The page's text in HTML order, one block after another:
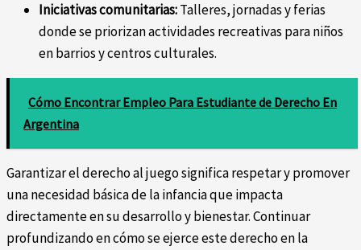
Iniciativas comunitarias:Talleres, jornadas y ferias
donde se priorizan actividades recreativas para niños
en barrios y centros culturales.
Cómo Encontrar Empleo Para Estudiante de Derecho En
Argentina
Garantizar el derecho al juego significa respetar y promover
una necesidad básica de la infancia que impacta
directamente en su desarrollo y bienestar. Continuar
profundizando en cómo se ejerce este derecho en la